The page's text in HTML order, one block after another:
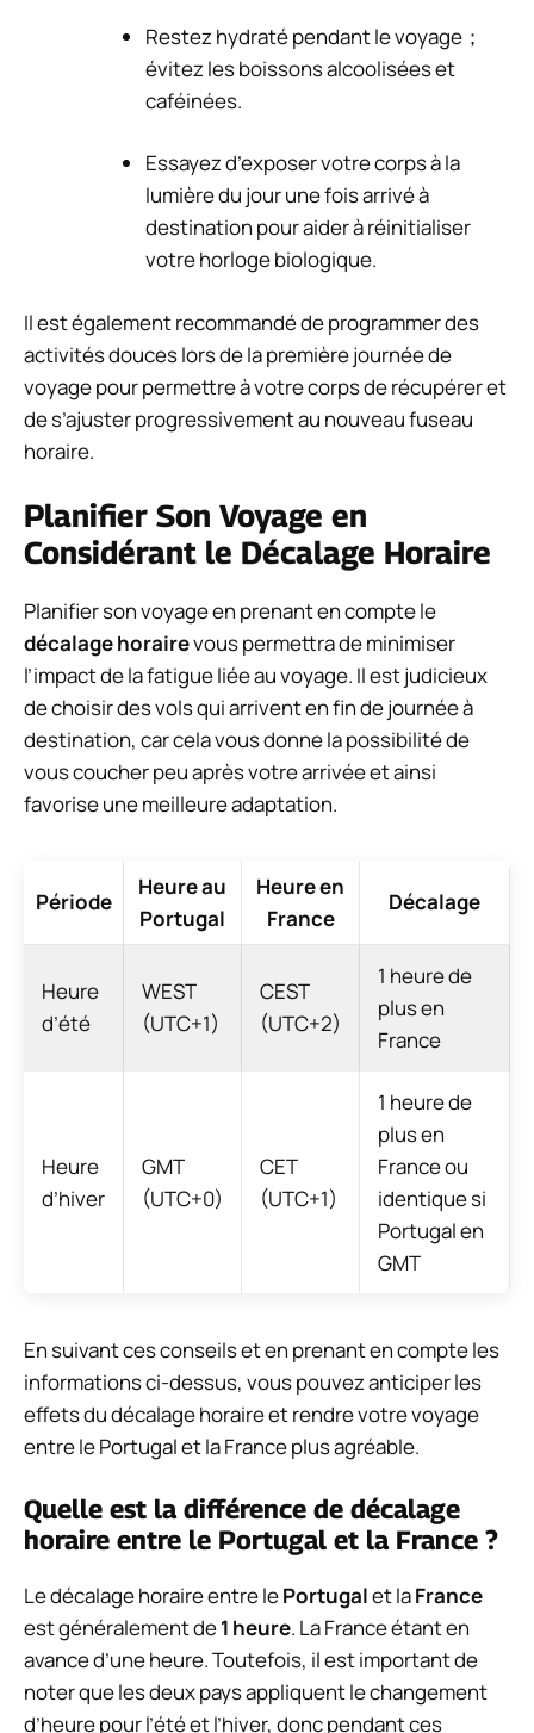
Restez hydraté pendant le voyage；
évitez les boissons alcoolisées et
caféinées.
Essayez d’exposer votre corps à la
lumière du jour une fois arrivé à
destination pour aider à réinitialiser
votre horloge biologique.
Il est également recommandé de programmer des
activités douces lors de la première journée de
voyage pour permettre à votre corps de récupérer et
de s’ajuster progressivement au nouveau fuseau
horaire.
Planifier Son Voyage en
Considérant le Décalage Horaire
Planifier son voyage en prenant en compte le
décalage horairevous permettra de minimiser
l’impact de la fatigue liée au voyage. Il est judicieux
de choisir des vols qui arrivent en fin de journée à
destination, car cela vous donne la possibilité de
vous coucher peu après votre arrivée et ainsi
favorise une meilleure adaptation.
Période
Heure au
Portugal
Heure en
France
Décalage
Heure
d’été
WEST
(UTC+1)
CEST
(UTC+2)
1 heure de
plus en
France
Heure
d’hiver
GMT
(UTC+0)
CET
(UTC+1)
1 heure de
plus en
France ou
identique si
Portugal en
GMT
En suivant ces conseils et en prenant en compte les
informations ci-dessus, vous pouvez anticiper les
effets du décalage horaire et rendre votre voyage
entre le Portugal et la France plus agréable.
Quelle est la différence de décalage
horaire entre le Portugal et la France ?
Le décalage horaire entre lePortugalet laFrance
est généralement de1 heure. La France étant en
avance d’une heure. Toutefois, il est important de
noter que les deux pays appliquent le changement
d’heure pour l’été et l’hiver, donc pendant ces